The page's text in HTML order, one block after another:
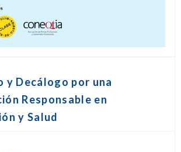
y Decálogo por una
Responsable en
y Salud